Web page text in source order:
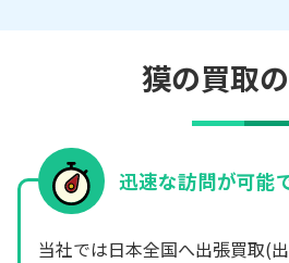
獏の買取
迅速な訪問が可能
当社では日本全国へ出張買取(